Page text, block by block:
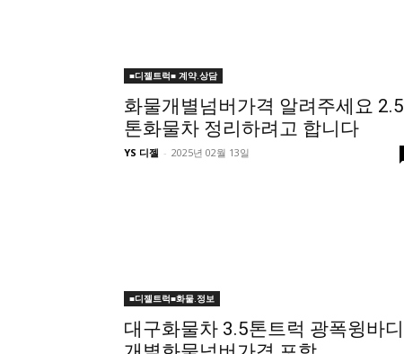
■디젤트럭■ 계약.상담
화물개별넘버가격 알려주세요 2.5
톤화물차 정리하려고 합니다
YS 디젤 - 2025년 02월 13일
■디젤트럭■화물.정보
대구화물차 3.5톤트럭 광폭윙바디